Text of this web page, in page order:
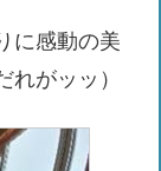
に感動の美
がッッ）